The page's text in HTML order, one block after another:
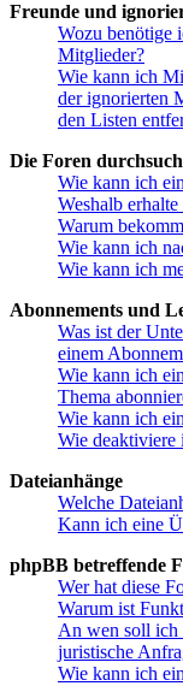
Freunde und
Wozu benötige
Mitglieder?
Wie kann ich
der ignorierten
den Listen
Die Foren
Wie kann ich
Weshalb
Warum
Wie kann ich
Wie kann ich
Abonnements und
Was ist der
einem
Wie kann ich
Thema
Wie kann ich
Wie deaktiviere
Dateianhänge
Welche
Kann ich eine
phpBB betreffende
Wer hat diese
Warum ist
An wen soll ich
juristische
Wie kann ich